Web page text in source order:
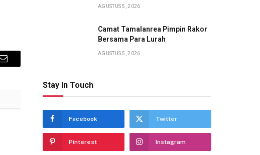
Email
AGUSTUS 5, 2026
Camat Tamalanrea Pimpin Rakor
Bersama Para Lurah
AGUSTUS 5, 2026
Stay In Touch
Facebook Twitter
Pinterest Instagram